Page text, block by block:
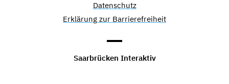
Datenschutz
Erklärung zur Barrierefreiheit
Saarbrücken Interaktiv